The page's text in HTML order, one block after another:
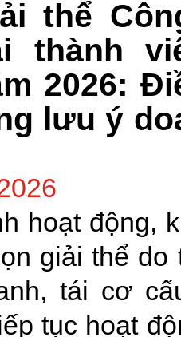
thể
thành
2026:
lưu ý
hoạt động,
giải thể do
tái cơ
tục hoạt